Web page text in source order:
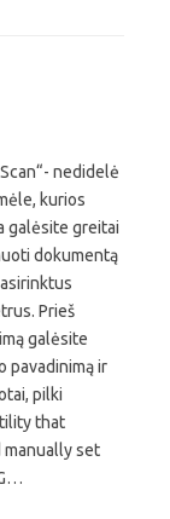
nedidelė
kurios
galėsite greitai
dokumentą
Prieš
galėsite
pavadinimą ir
pilki
that
manually set